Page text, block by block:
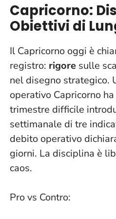
Capricorno:
Obiettivi di
Il Capricorno oggi è
registro: rigore sulle
nel disegno strategico.
operativo Capricorno
trimestre difficile
settimanale di tre
debito operativo
giorni. La disciplina è
caos.
Pro vs Contro: